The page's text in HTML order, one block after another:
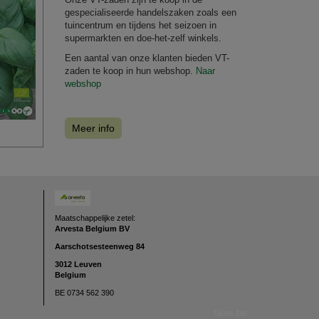
gespecialiseerde handelszaken zoals een
tuincentrum en tijdens het seizoen in
supermarkten en doe-het-zelf winkels.
Een aantal van onze klanten bieden VT-
zaden te koop in hun webshop. Naar
webshop
Meer info
Maatschappelijke zetel:
Arvesta Belgium BV
Aarschotsesteenweg 84
3012 Leuven
Belgium
BE 0734 562 390